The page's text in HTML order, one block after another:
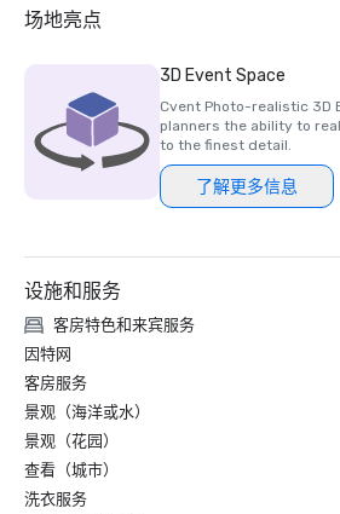
场地亮点
3D Event Space
Cvent Photo-realistic 3D
planners the ability to
to the finest detail.
了解更多信息
设施和服务
客房特色和来宾服务
因特网
客房服务
景观（海洋或水）
景观（花园）
查看（城市）
洗衣服务